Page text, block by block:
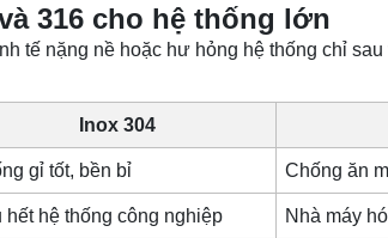
316 cho hệ thống lớn
tế nặng nề hoặc hư hỏng hệ thống chỉ
Inox 304
gỉ tốt, bền bỉ Chống ăn
hết hệ thống công nghiệp Nhà máy